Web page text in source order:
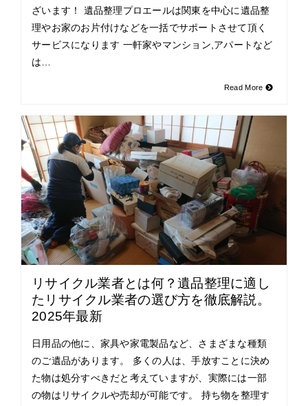
ざいます！ 遺品整理プロエールは関東を中心に遺品整
理やお家のお片付けなどを一括でサポートさせて頂く
サービスになります 一軒家やマンション,アパートなど
は…
Read More
リサイクル業者とは何？遺品整理に適し
たリサイクル業者の選び方を徹底解説。
2025年最新
日用品の他に、家具や家電製品など、さまざまな種類
のご遺品があります。 多くの人は、手放すことに決め
た物は処分すべきだと考えていますが、実際には一部
の物はリサイクルや売却が可能です。 持ち物を整理す